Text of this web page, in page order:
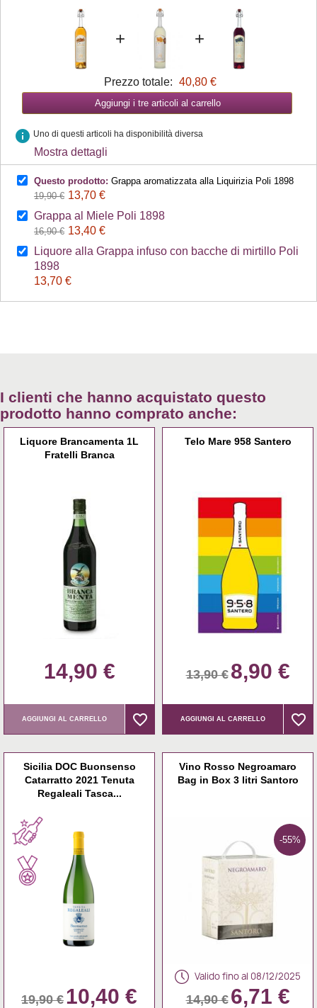
+ +
Prezzo totale: 40,80 €
Aggiungi i tre articoli al carrello
info Uno di questi articoli ha disponibilità diversa
Mostra dettagli
Questo prodotto: Grappa aromatizzata alla Liquirizia Poli 1898
19,90 € 13,70 €
Grappa al Miele Poli 1898
16,90 € 13,40 €
Liquore alla Grappa infuso con bacche di mirtillo Poli
1898
13,70 €
I clienti che hanno acquistato questo
prodotto hanno comprato anche:
Liquore Brancamenta 1L
Fratelli Branca
14,90 €
AGGIUNGI AL CARRELLO favorite_border
favorite_border
Telo Mare 958 Santero
13,90 € 8,90 €
AGGIUNGI AL CARRELLO favorite_border
favorite_border
Sicilia DOC Buonsenso
Catarratto 2021 Tenuta
Regaleali Tasca...
19,90 € 10,40 €
Vino Rosso Negroamaro
Bag in Box 3 litri Santoro
-55%
Valido fino al 08/12/2025
14,90 € 6,71 €